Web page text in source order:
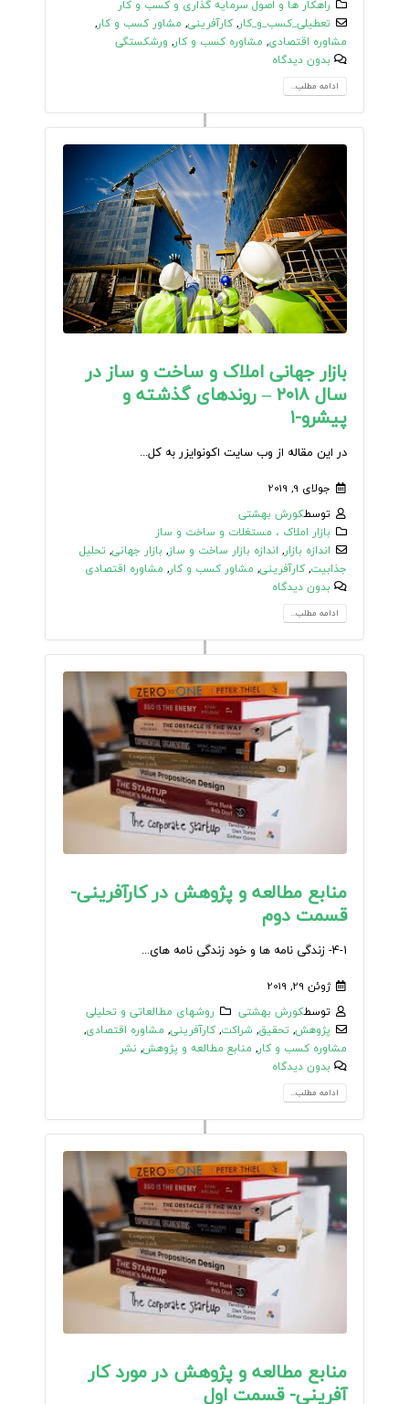
راهکار ها و اصول سرمایه گذاری و کسب و کار
تعطیلی_کسب_و_کار,کارآفرینی, مشاور کسب و کار,
مشاوره اقتصادی, مشاوره کسب و کار, ورشکستگی
بدون دیدگاه
ادامه مطلب...
بازار جهانی املاک و ساخت و ساز در
سال ۲۰۱۸ – روندهای گذشته و
پیشرو-۱
در این مقاله از وب سایت اکونوایزر به کل...
جولای 9, 2019
توسطکورش بهشتی
بازار املاک ، مستغلات و ساخت و ساز
اندازه بازار, اندازه بازار ساخت و ساز, بازار جهانی, تحلیل
جذابیت,کارآفرینی, مشاور کسب و کار, مشاوره اقتصادی
بدون دیدگاه
ادامه مطلب...
منابع مطالعه و پژوهش در کارآفرینی-
قسمت دوم
4-1- زندگی نامه ها و خود زندگی نامه های...
ژوئن 29, 2019
توسطکورش بهشتی
روشهای مطالعاتی و تحلیلی
پژوهش, تحقیق, شراکت,کارآفرینی, مشاوره اقتصادی,
مشاوره کسب و کار, منابع مطالعه و پژوهش, نشر
بدون دیدگاه
ادامه مطلب...
منابع مطالعه و پژوهش در مورد کار
آفرینی- قسمت اول